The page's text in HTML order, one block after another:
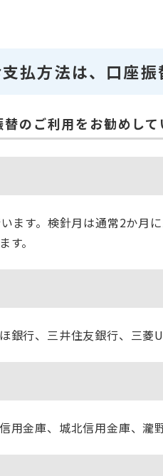
払方法は、口座
のご利用をお勧めして
ます。検針月は通常2か月に
。
銀行、三井住友銀行、三
用金庫、城北信用金庫、